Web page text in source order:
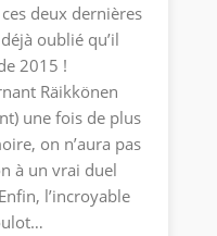
deux dernières
oublié qu’il
2015 !
Räikkönen
une fois de plus
on n’aura pas
à un vrai duel
l’incroyable